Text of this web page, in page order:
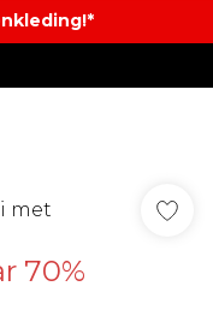
met
70%